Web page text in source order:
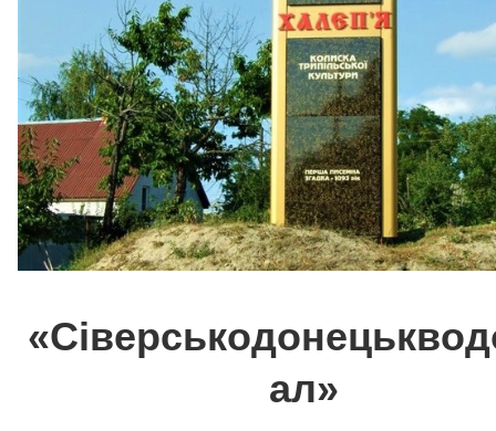
ал»